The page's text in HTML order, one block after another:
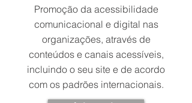
Promoção da acessibilidade
comunicacional e digital nas
organizações, através de
conteúdos e canais acessíveis,
incluindo o seu site e de acordo
com os padrões internacionais.